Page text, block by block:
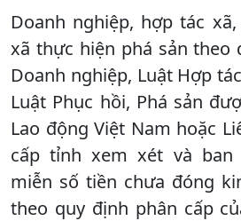
Doanh nghiệp, hợp tác
xã thực hiện phá sản theo
Doanh nghiệp, Luật Hợp
Luật Phục hồi, Phá sản
Lao động Việt Nam hoặc
cấp tỉnh xem xét và ban
miễn số tiền chưa đóng
theo quy định phân cấp